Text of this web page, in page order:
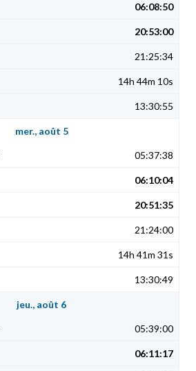
06:08:50
20:53:00
21:25:34
14h 44m 10s
13:30:55
mer., août 5
05:37:38
06:10:04
20:51:35
21:24:00
14h 41m 31s
13:30:49
jeu., août 6
05:39:00
06:11:17